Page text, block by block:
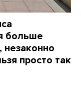
больше
незаконно
просто так